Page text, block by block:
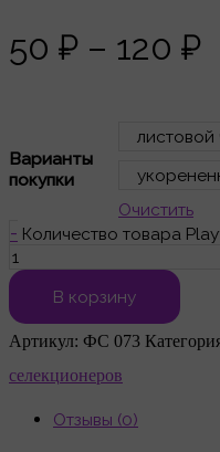
50 ₽ – 120 ₽
Варианты
покупки
листовой
Очистить
- Количество товара
В корзину
Артикул: ФС 073
селекционеров
Отзывы (0)